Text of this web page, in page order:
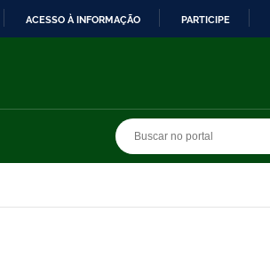
ACESSO À INFORMAÇÃO PARTICIPE